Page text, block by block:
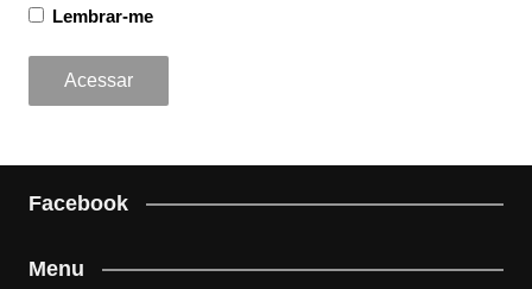
Lembrar-me
Facebook
Menu